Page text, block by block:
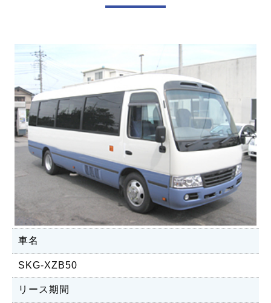
車名
SKG-XZB50
リース期間